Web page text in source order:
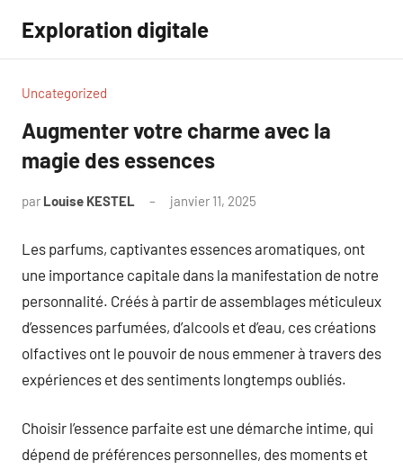
contenu
Exploration digitale
Uncategorized
Augmenter votre charme avec la
magie des essences
par Louise KESTEL janvier 11, 2025
Les parfums, captivantes essences aromatiques, ont
une importance capitale dans la manifestation de notre
personnalité. Créés à partir de assemblages méticuleux
d’essences parfumées, d’alcools et d’eau, ces créations
olfactives ont le pouvoir de nous emmener à travers des
expériences et des sentiments longtemps oubliés.
Choisir l’essence parfaite est une démarche intime, qui
dépend de préférences personnelles, des moments et